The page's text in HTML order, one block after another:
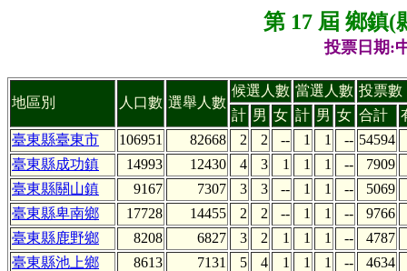
第 17 屆 鄉鎮(
投票日期:
地區別 人口數 選舉人數
候選人數 當選人數 投票數
計 男 女 計 男 女 合計
臺東縣臺東市
106951 82668 2 2 -- 1 1 -- 54594
臺東縣成功鎮
14993 12430 4 3 1 1 1 --
7909
臺東縣關山鎮
9167 7307 3 3 -- 1 1 --
5069
臺東縣卑南鄉
17728 14455 2 2 -- 1 1 --
9766
臺東縣鹿野鄉
8208 6827 3 2 1 1 1 --
4787
臺東縣池上鄉
8613 7131 5 4 1 1 1 --
4634